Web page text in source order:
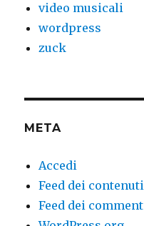
video musicali
wordpress
zuck
META
Accedi
Feed dei contenuti
Feed dei